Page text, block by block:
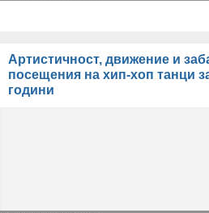
Артистичност, движение и
посещения на хип-хоп танци
години